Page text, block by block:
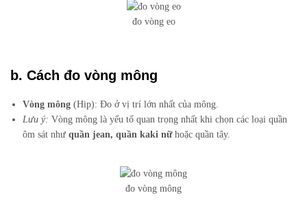
đo vòng eo
b. Cách đo vòng mông
Vòng mông (Hip): Đo ở vị trí lớn nhất của mông.
Lưu ý: Vòng mông là yếu tố quan trọng nhất khi chọn các loại quần
ôm sát nhưquần jean, quần kaki nữhoặc quần tây.
đo vòng mông